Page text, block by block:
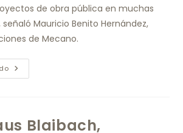
de obra pública en muchas
señaló Mauricio Benito Hernández,
de Mecano.
Blaibach,